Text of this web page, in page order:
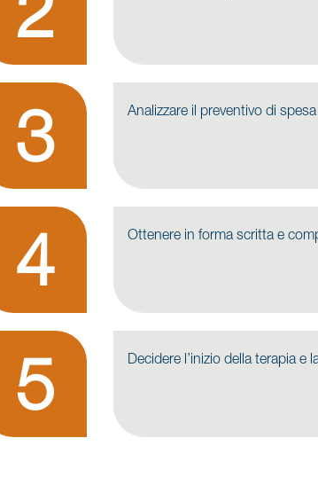
Analizzare il preventivo di
Ottenere in forma scritta e
Decidere l’inizio della terapia e